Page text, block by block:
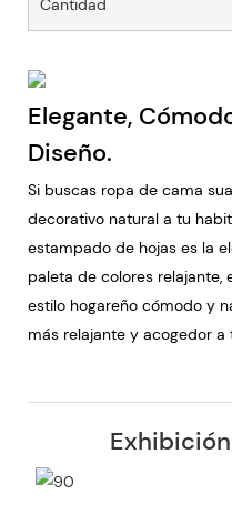
Cantidad
Elegante,
Diseño.
Si buscas ropa de cama
decorativo natural a tu
estampado de hojas es la
paleta de colores relajante,
estilo hogareño cómodo y
más relajante y acogedor a